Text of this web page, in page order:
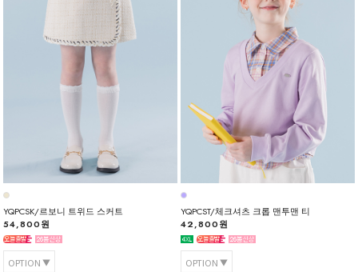
YQPCSK/르보니 트위드 스커트
54,800원
OPTION
YQPCST/체크셔츠 크롭 맨투맨 티
42,800원
OPTION